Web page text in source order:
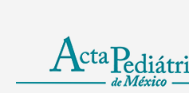
contenido